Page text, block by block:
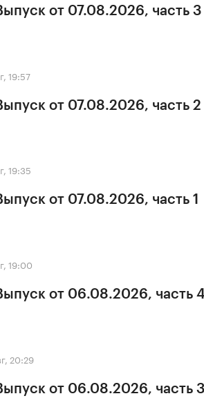
от 07.08.2026, часть 3
19:57
от 07.08.2026, часть 2
19:35
от 07.08.2026, часть 1
19:00
от 06.08.2026, часть
20:29
от 06.08.2026, часть